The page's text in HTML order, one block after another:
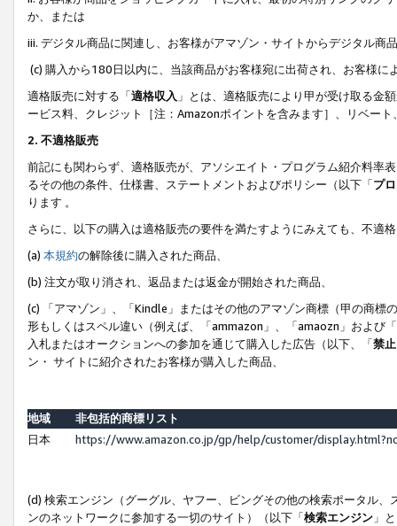
か、または
iii. デジタル商品に関連し、お客様がアマゾン・サイトからデジタル
(c) 購入から180日以内に、当該商品がお客様宛に出荷され、お客様
適格販売に対する「適格収入 」とは、適格販売により甲が受け取る金
ービス料、クレジット［注：Amazonポイントを含みます］、リベー
2. 不適格販売
前記にも関わらず、適格販売が、アソシエイト・プログラム紹介料率
るその他の条件、仕様書、ステートメントおよびポリシー（以下「プ
ります 。
さらに、以下の購入は適格販売の要件を満たすようにみえても、不適
(a) 本規約の解除後に購入された商品、
(b) 注文が取り消され、返品または返金が開始された商品、
(c) 「アマゾン」、「Kindle」またはその他のアマゾン商標（甲の商
形もしくはスペル違い（例えば、「ammazon」、「amaozn」および
入札またはオークションへの参加を通じて購入した広告（以下、「禁
ン・ サイトに紹介されたお客様が購入した商品、
地域
非包括的商標リスト
日本
https://www.amazon.co.jp/gp/help/customer/
(d) 検索エンジン（グーグル、ヤフー、ビングその他の検索ポータル
ンのネットワークに参加する一切のサイト）（以下「検索エンジン 」